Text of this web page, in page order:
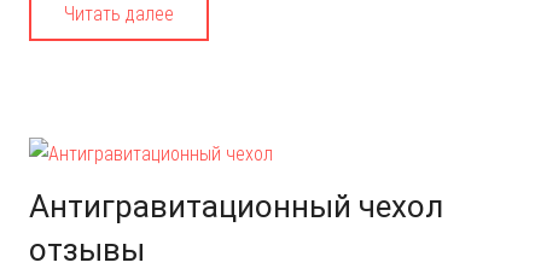
Читать далее
Антигравитационный чехол
отзывы